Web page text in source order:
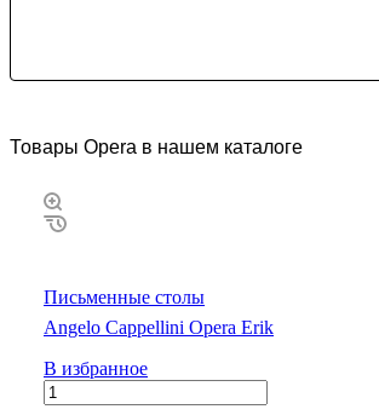
Товары Opera в нашем каталоге
Письменные столы
Angelo Cappellini Opera Erik
В избранное